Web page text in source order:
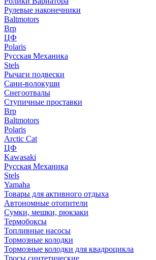
Рулевые наконечники
Baltmotors
Brp
ЦФ
Polaris
Русская Механика
Stels
Рычаги подвески
Сани-волокуши
Снегоотвалы
Ступичные проставки
Brp
Baltmotors
Polaris
Arctic Cat
ЦФ
Kawasaki
Русская Механика
Stels
Yamaha
Товары для активного отдыха
Автономные отопители
Сумки, мешки, рюкзаки
Термобоксы
Топливные насосы
Тормозные колодки
Тормозные колодки для квадроцикла
Тросы синтетические